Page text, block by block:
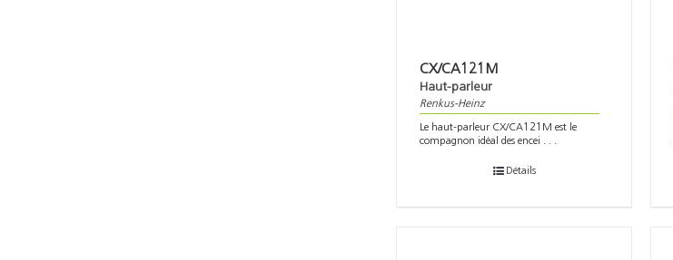
CX/CA121M
Haut-parleur
Renkus-Heinz
Le haut-parleur CX/CA121M est le
compagnon idéal des encei . . .
Détails